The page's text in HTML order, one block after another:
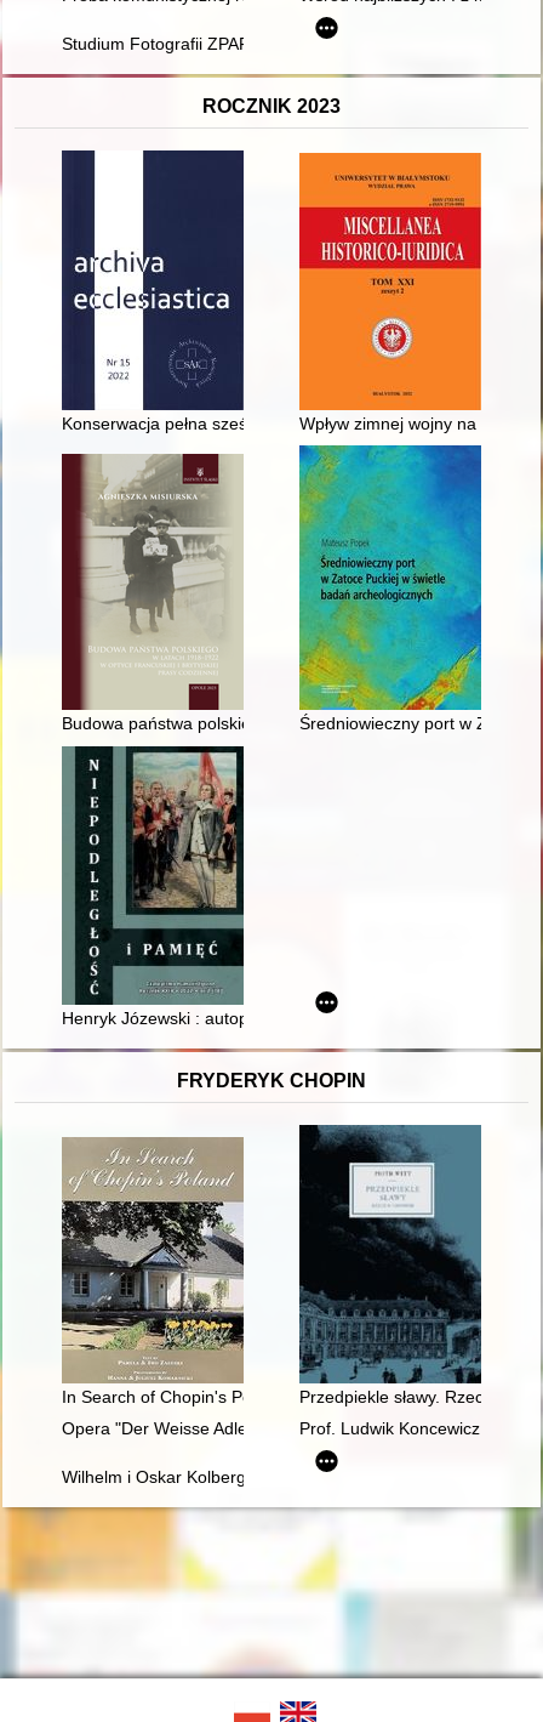
Studium Fotografii ZPAF : przyczynek do historii edukacji
ROCZNIK 2023
Konserwacja pełna sześciu ksiąg metrykalnych z zasobu
Wpływ zimnej wojny na
Budowa państwa polskiego w latach 1918-1922 w optyce
Średniowieczny port w Zatoce
Henryk Józewski : autoportret polityka i artysty
FRYDERYK CHOPIN
In Search of Chopin's Poland
Przedpiekle sławy. Rzecz o
Opera "Der Weisse Adler" Raoula Madera jako przykład
Prof. Ludwik Koncewicz
Wilhelm i Oskar Kolbergowie - zarys życia i przyjaźni z